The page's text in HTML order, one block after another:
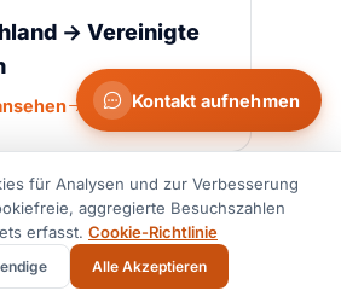
→ Vereinigte
→ USA
Kontakt aufnehmen
für Analysen und zur Verbesserung
aggregierte Besuchszahlen
erfasst. Cookie-Richtlinie
Alle Akzeptieren